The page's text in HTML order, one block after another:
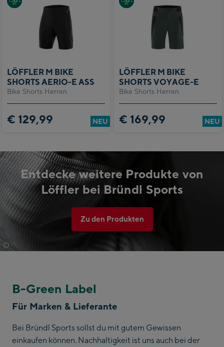
Bike Shorts Herren
LÖFFLER M BIKE
SHORTS AERIO-E ASS
€ 129,99 NEU
Bike Shorts Herren
LÖFFLER M BIKE
SHORTS VOYAGE-E
€ 169,99 NEU
©
Entdecke weitere Produkte von
Löffler bei Bründl Sports
Zu den Produkten
B-Green Label
Für Marken & Lieferante
Bei Bründl Sports sollst du mit gutem Gewissen
einkaufen können. Nachhaltigkeit ist uns auch bei der